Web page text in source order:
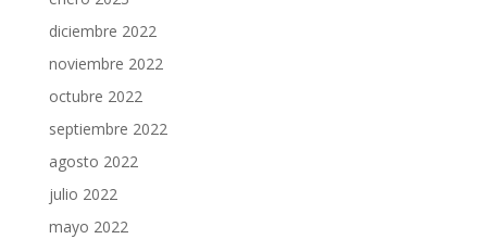
diciembre 2022
noviembre 2022
octubre 2022
septiembre 2022
agosto 2022
julio 2022
mayo 2022